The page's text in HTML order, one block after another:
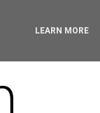
LEARN MORE